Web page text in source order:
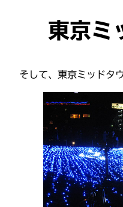
東京ミ
そして、東京ミッドタ